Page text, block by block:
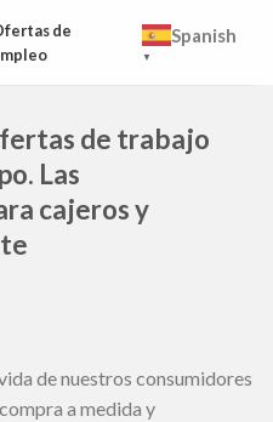
de
Spanish
▼
de trabajo
Las
cajeros y
de nuestros consumidores
a medida y